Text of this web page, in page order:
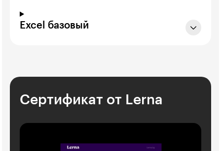
Excel базовый
Сертификат от Lerna